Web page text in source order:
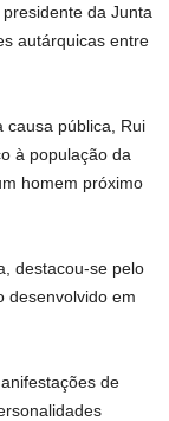
da Junta
autárquicas entre
causa pública, Rui
à população da
homem próximo
destacou-se pelo
desenvolvido em
de